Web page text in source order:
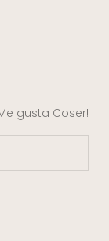
gusta Coser!